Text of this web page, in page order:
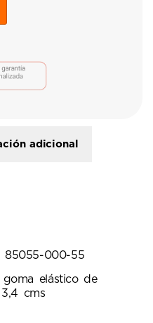
adicional
85055-000-55
elástico de
cms